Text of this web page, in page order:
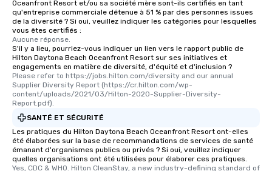
Oceanfront Resort et/ou sa société mère sont-ils certifiés en tant
qu'entreprise commerciale détenue à 51 % par des personnes issues
de la diversité ? Si oui, veuillez indiquer les catégories pour lesquelles
vous êtes certifiés :
Aucune réponse.
S'il y a lieu, pourriez-vous indiquer un lien vers le rapport public de
Hilton Daytona Beach Oceanfront Resort sur ses initiatives et
engagements en matière de diversité, d'équité et d'inclusion ?
Please refer to https://jobs.hilton.com/diversity and our annual
Supplier Diversity Report (https://cr.hilton.com/wp-
content/uploads/2021/03/Hilton-2020-Supplier-Diversity-
Report.pdf).
SANTÉ ET SÉCURITÉ
Les pratiques du Hilton Daytona Beach Oceanfront Resort ont-elles
été élaborées sur la base de recommandations de services de santé
émanant d'organismes publics ou privés ? Si oui, veuillez indiquer
quelles organisations ont été utilisées pour élaborer ces pratiques.
Yes, CDC & WHO. Hilton CleanStay, a new industry-defining standard of